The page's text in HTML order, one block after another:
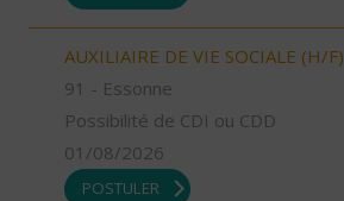
AUXILIAIRE DE VIE SOCIALE (H/F)
91 - Essonne
Possibilité de CDI ou CDD
01/08/2026
POSTULER